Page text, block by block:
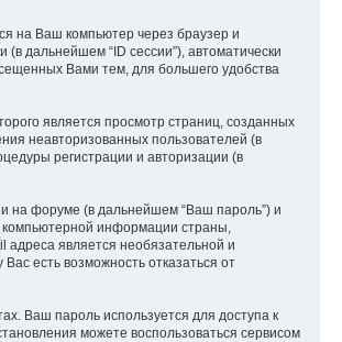
на Ваш компьютер через браузер и
дальнейшем “ID сессии”), автоматически
Вами тем, для большего удобства
является просмотр страниц, созданных
неавторизованных пользователей (в
регистрации и авторизации (в
на форуме (в дальнейшем “Ваш пароль”) и
компьютерной информации страны,
является необязательной и
есть возможность отказаться от
Ваш пароль используется для доступа к
можете воспользоваться сервисом